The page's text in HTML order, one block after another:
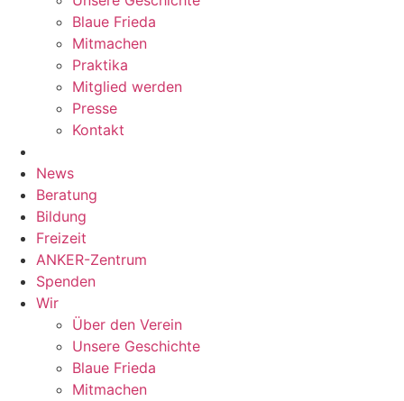
Blaue Frieda
Mitmachen
Praktika
Mitglied werden
Presse
Kontakt
News
Beratung
Bildung
Freizeit
ANKER-Zentrum
Spenden
Wir
Über den Verein
Unsere Geschichte
Blaue Frieda
Mitmachen